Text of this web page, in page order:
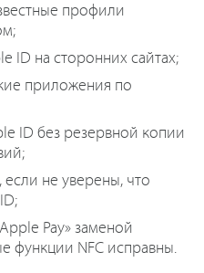
профили
ID на сторонних сайтах;
приложения по
ID без резервной копии
не уверены, что
Pay» заменой
функции NFC исправны.